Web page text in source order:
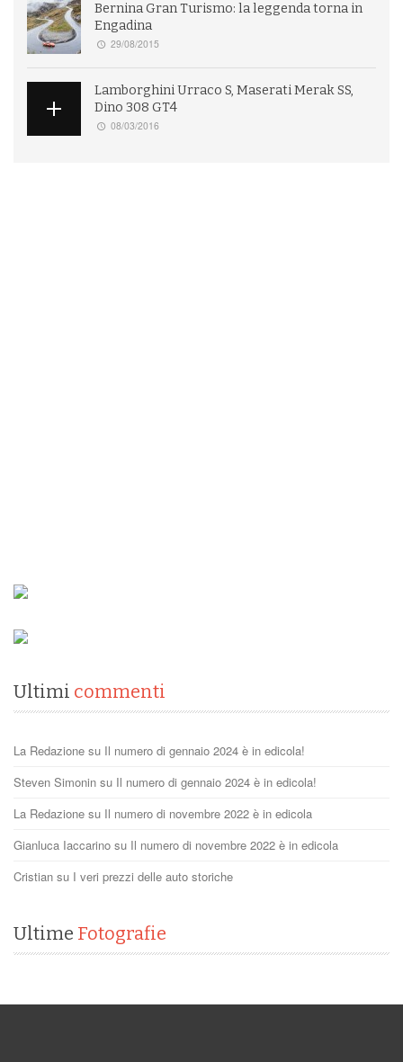
Bernina Gran Turismo: la leggenda torna in
Engadina
29/08/2015
Lamborghini Urraco S, Maserati Merak SS,
Dino 308 GT4
08/03/2016
Ultimi commenti
La Redazione su Il numero di gennaio 2024 è in edicola!
Steven Simonin su Il numero di gennaio 2024 è in edicola!
La Redazione su Il numero di novembre 2022 è in edicola
Gianluca Iaccarino su Il numero di novembre 2022 è in edicola
Cristian su I veri prezzi delle auto storiche
Ultime Fotografie